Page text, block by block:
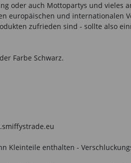
oder auch Mottopartys und
europäischen und
zufrieden sind - sollte also
Farbe Schwarz.
enthalten -